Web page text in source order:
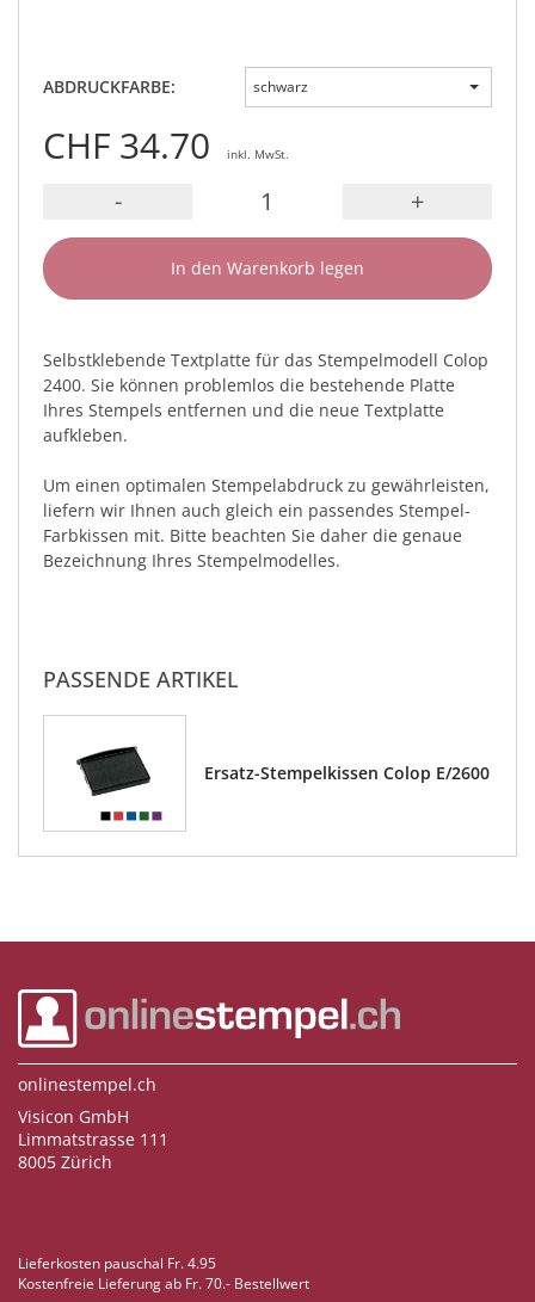
ABDRUCKFARBE: schwarz
CHF 34.70 inkl. MwSt.
- +
In den Warenkorb legen
Selbstklebende Textplatte für das Stempelmodell Colop
2400. Sie können problemlos die bestehende Platte
Ihres Stempels entfernen und die neue Textplatte
aufkleben.
Um einen optimalen Stempelabdruck zu gewährleisten,
liefern wir Ihnen auch gleich ein passendes Stempel-
Farbkissen mit. Bitte beachten Sie daher die genaue
Bezeichnung Ihres Stempelmodelles.
PASSENDE ARTIKEL
Ersatz-Stempelkissen Colop E/2600
onlinestempel.ch
Visicon GmbH
Limmatstrasse 111
8005 Zürich
Lieferkosten pauschal Fr. 4.95
Kostenfreie Lieferung ab Fr. 70.- Bestellwert